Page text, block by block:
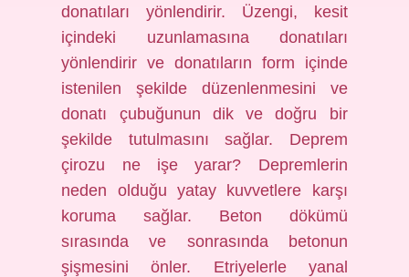
donatıları yönlendirir. Üzengi, kesit
içindeki uzunlamasına donatıları
yönlendirir ve donatıların form içinde
istenilen şekilde düzenlenmesini ve
donatı çubuğunun dik ve doğru bir
şekilde tutulmasını sağlar. Deprem
çirozu ne işe yarar? Depremlerin
neden olduğu yatay kuvvetlere karşı
koruma sağlar. Beton dökümü
sırasında ve sonrasında betonun
şişmesini önler. Etriyelerle yanal